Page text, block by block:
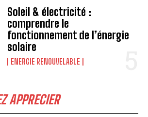
Soleil & électricité :
comprendre le
fonctionnement de l’énergie
solaire
ENERGIE RENOUVELABLE
APPRECIER